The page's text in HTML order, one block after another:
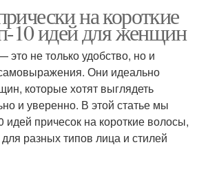
на короткие
10 идей для женщин
это не только удобство, но и
Они идеально
которые хотят выглядеть
и уверенно. В этой статье мы
идей причесок на короткие волосы,
разных типов лица и стилей